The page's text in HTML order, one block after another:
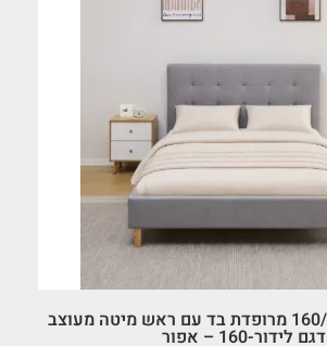
מיטה זוגית 160/200 מרופדת בד עם ראש מיטה מעוצב
דגם לידור-160 – אפור